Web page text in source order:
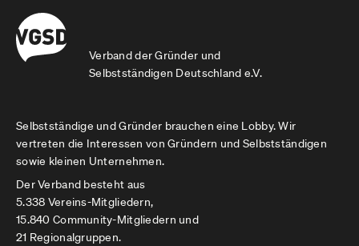
Verband der Gründer und
Selbstständigen Deutschland e.V.
Selbstständige und Gründer brauchen eine Lobby. Wir
vertreten die Interessen von Gründern und Selbstständigen
sowie kleinen Unternehmen.
Der Verband besteht aus
5.338 Vereins-Mitgliedern,
15.840 Community-Mitgliedern und
21 Regionalgruppen.